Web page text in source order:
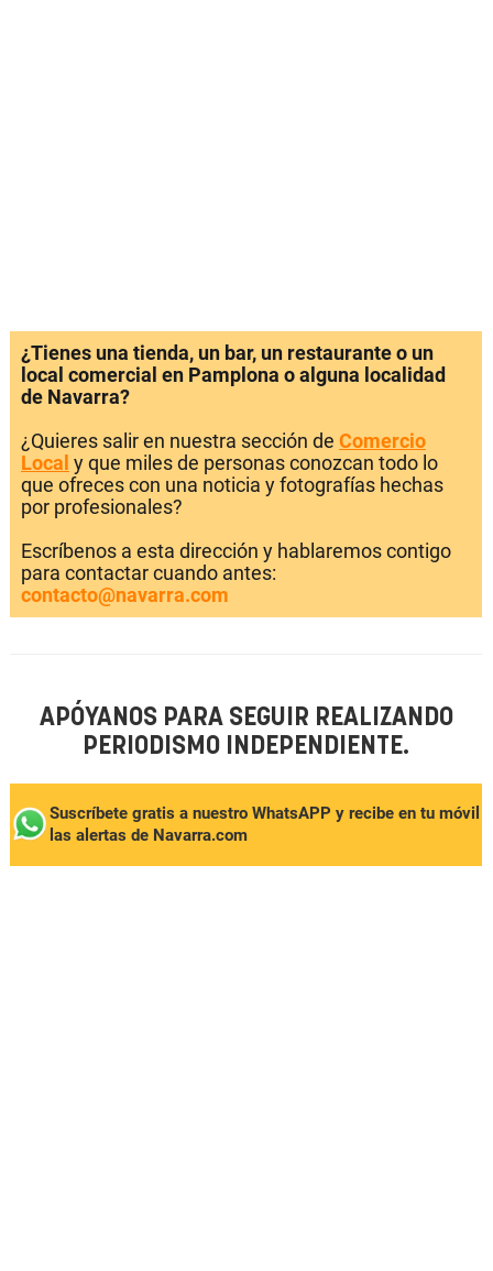
¿Tienes una tienda, un bar, un restaurante o un
local comercial en Pamplona o alguna localidad
de Navarra?
¿Quieres salir en nuestra sección de Comercio
Local y que miles de personas conozcan todo lo
que ofreces con una noticia y fotografías hechas
por profesionales?
Escríbenos a esta dirección y hablaremos contigo
para contactar cuando antes:
contacto@navarra.com
APÓYANOS PARA SEGUIR REALIZANDO
PERIODISMO INDEPENDIENTE.
Suscríbete gratis a nuestro WhatsAPP y recibe en tu móvil
las alertas de Navarra.com